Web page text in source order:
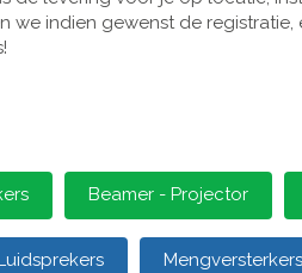
we indien gewenst de registratie,
Beamer - Projector
Mengversterkers